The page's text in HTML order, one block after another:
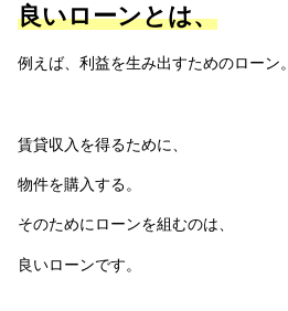
良いローンとは、
例えば、利益を生み出すためのローン。
賃貸収入を得るために、
物件を購入する。
そのためにローンを組むのは、
良いローンです。